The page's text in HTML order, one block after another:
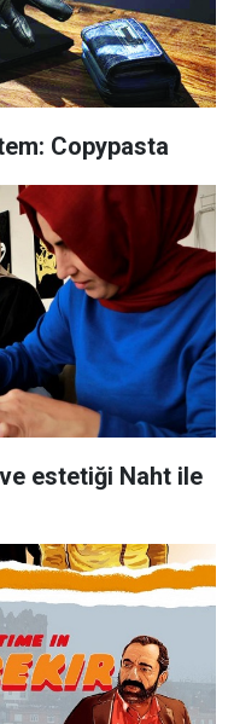
Copypasta
ve estetiği Naht ile